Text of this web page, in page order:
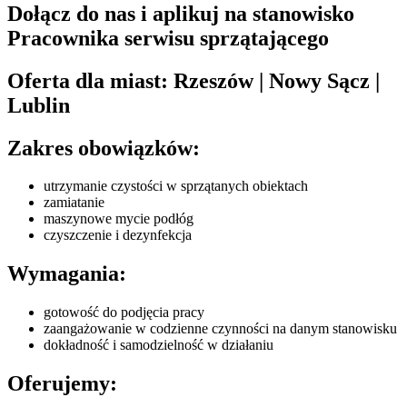
Dołącz do nas i aplikuj na stanowisko
Pracownika serwisu sprzątającego
Oferta dla miast: Rzeszów | Nowy Sącz |
Lublin
Zakres obowiązków:
utrzymanie czystości w sprzątanych obiektach
zamiatanie
maszynowe mycie podłóg
czyszczenie i dezynfekcja
Wymagania:
gotowość do podjęcia pracy
zaangażowanie w codzienne czynności na danym stanowisku
dokładność i samodzielność w działaniu
Oferujemy: